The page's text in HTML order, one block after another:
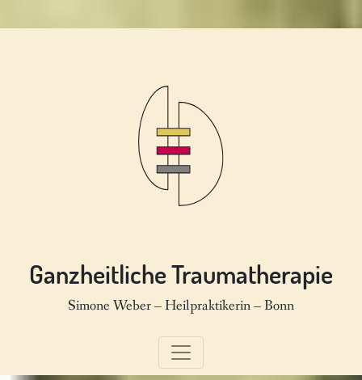
Ganzheitliche Traumatherapie
Simone Weber – Heilpraktikerin – Bonn